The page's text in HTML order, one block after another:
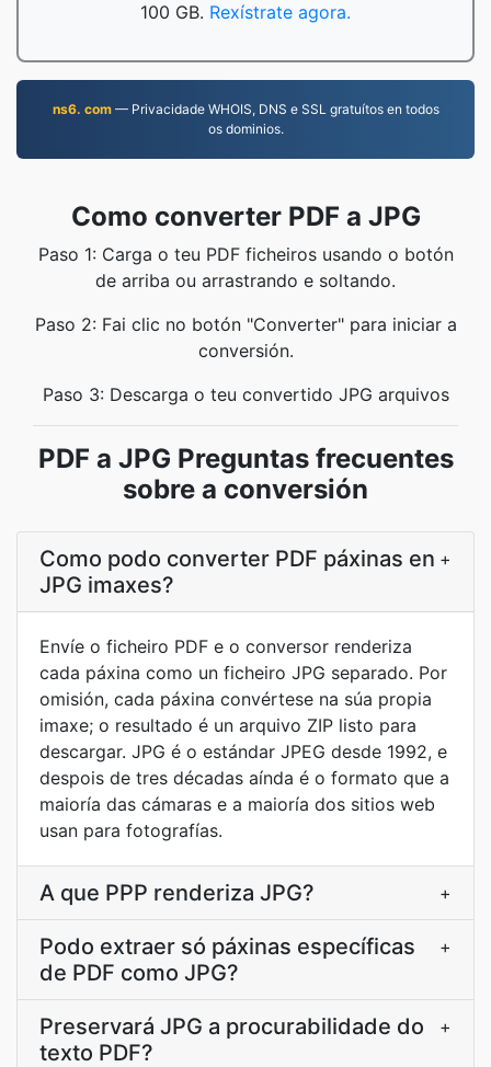
100 GB. Rexístrate agora.
ns6. com— Privacidade WHOIS, DNS e SSL gratuítos en todos
os dominios.
Como converter PDF a JPG
Paso 1: Carga o teu PDF ficheiros usando o botón
de arriba ou arrastrando e soltando.
Paso 2: Fai clic no botón "Converter" para iniciar a
conversión.
Paso 3: Descarga o teu convertido JPG arquivos
PDF a JPG Preguntas frecuentes
sobre a conversión
Como podo converter PDF páxinas en
JPG imaxes?
+
Envíe o ficheiro PDF e o conversor renderiza
cada páxina como un ficheiro JPG separado. Por
omisión, cada páxina convértese na súa propia
imaxe; o resultado é un arquivo ZIP listo para
descargar. JPG é o estándar JPEG desde 1992, e
despois de tres décadas aínda é o formato que a
maioría das cámaras e a maioría dos sitios web
usan para fotografías.
A que PPP renderiza JPG? +
Podo extraer só páxinas específicas
de PDF como JPG?
+
Preservará JPG a procurabilidade do
texto PDF?
+